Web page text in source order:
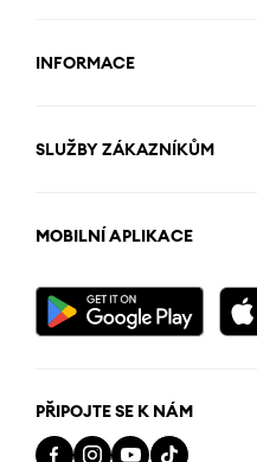
INFORMACE
SLUŽBY ZÁKAZNÍKŮM
MOBILNÍ APLIKACE
PŘIPOJTE SE K NÁM